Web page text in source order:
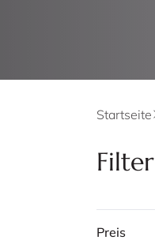
Startseite
Filter
Preis